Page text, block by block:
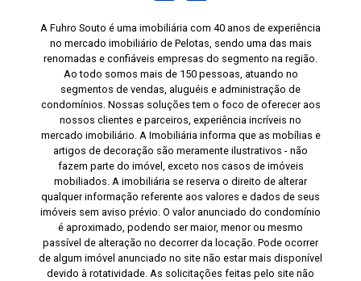
A Fuhro Souto é uma imobiliária com 40 anos de experiência
no mercado imobiliário de Pelotas, sendo uma das mais
renomadas e confiáveis empresas do segmento na região.
Ao todo somos mais de 150 pessoas, atuando no
segmentos de vendas, aluguéis e administração de
condomínios. Nossas soluções tem o foco de oferecer aos
nossos clientes e parceiros, experiência incríveis no
mercado imobiliário. A Imobiliária informa que as mobílias e
artigos de decoração são meramente ilustrativos - não
fazem parte do imóvel, exceto nos casos de imóveis
mobiliados. A imobiliária se reserva o direito de alterar
qualquer informação referente aos valores e dados de seus
imóveis sem aviso prévio. O valor anunciado do condomínio
é aproximado, podendo ser maior, menor ou mesmo
passível de alteração no decorrer da locação. Pode ocorrer
de algum imóvel anunciado no site não estar mais disponível
devido à rotatividade. As solicitações feitas pelo site não